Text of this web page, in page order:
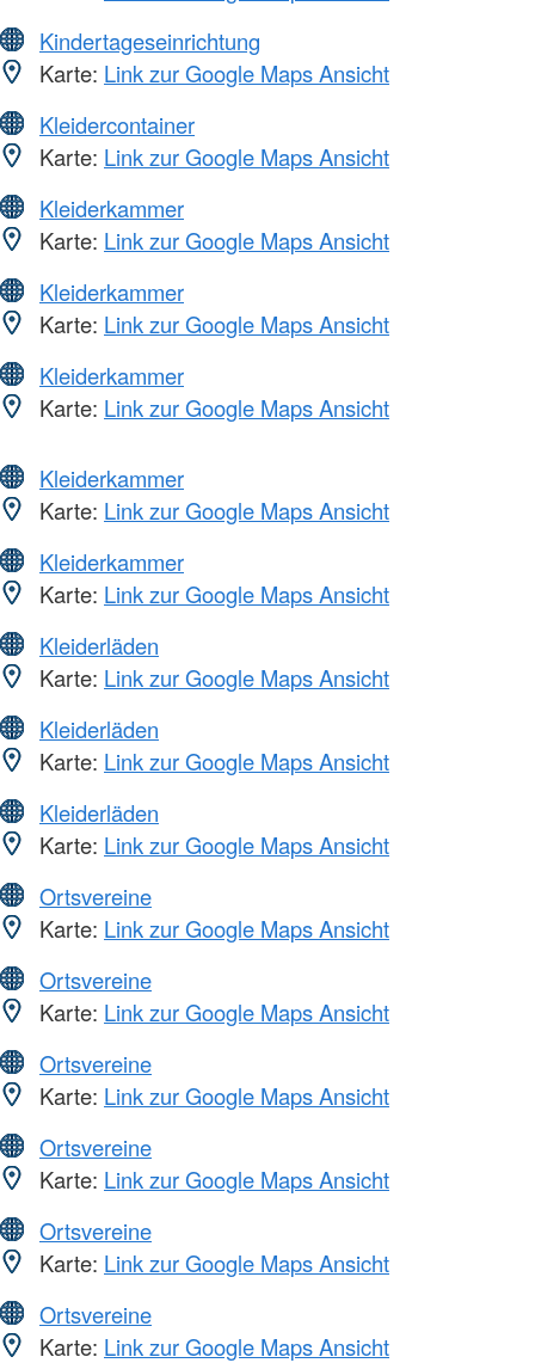
Kindertageseinrichtung
Karte: Link zur Google Maps Ansicht
Kleidercontainer
Karte: Link zur Google Maps Ansicht
Kleiderkammer
Karte: Link zur Google Maps Ansicht
Kleiderkammer
Karte: Link zur Google Maps Ansicht
Kleiderkammer
Karte: Link zur Google Maps Ansicht
Kleiderkammer
Karte: Link zur Google Maps Ansicht
Kleiderkammer
Karte: Link zur Google Maps Ansicht
Kleiderläden
Karte: Link zur Google Maps Ansicht
Kleiderläden
Karte: Link zur Google Maps Ansicht
Kleiderläden
Karte: Link zur Google Maps Ansicht
Ortsvereine
Karte: Link zur Google Maps Ansicht
Ortsvereine
Karte: Link zur Google Maps Ansicht
Ortsvereine
Karte: Link zur Google Maps Ansicht
Ortsvereine
Karte: Link zur Google Maps Ansicht
Ortsvereine
Karte: Link zur Google Maps Ansicht
Ortsvereine
Karte: Link zur Google Maps Ansicht